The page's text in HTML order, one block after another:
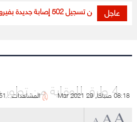
عاجل
تعلن تسجيل 502 إصابة جديدة بفيروس كورونا
4 طرق للوقاية من تطور مرض السكري
08:18 صباحًا, 29 Mar 2021 المشاهدات : 151